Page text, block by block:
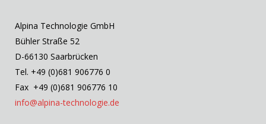
Alpina Technologie GmbH
Bühler Straße 52
D-66130 Saarbrücken
Tel. +49 (0)681 906776 0
Fax +49 (0)681 906776 10
info@alpina-technologie.de